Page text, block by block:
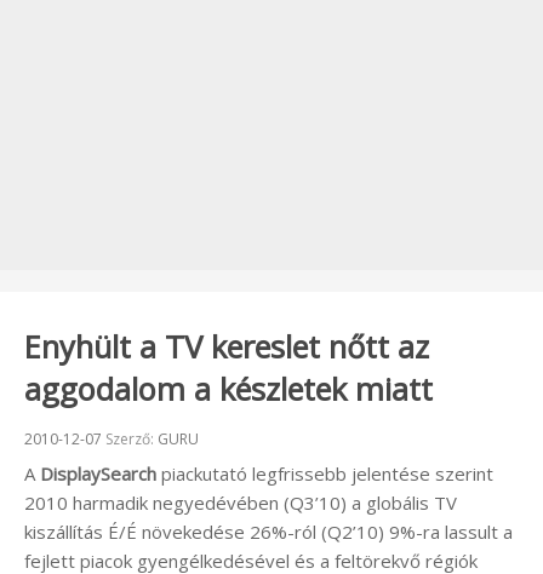
Enyhült a TV kereslet nőtt az
aggodalom a készletek miatt
Beküldve:
2010-12-07 Szerző: GURU
A DisplaySearch piackutató legfrissebb jelentése szerint
2010 harmadik negyedévében (Q3’10) a globális TV
kiszállítás É/É növekedése 26%-ról (Q2’10) 9%-ra lassult a
fejlett piacok gyengélkedésével és a feltörekvő régiók